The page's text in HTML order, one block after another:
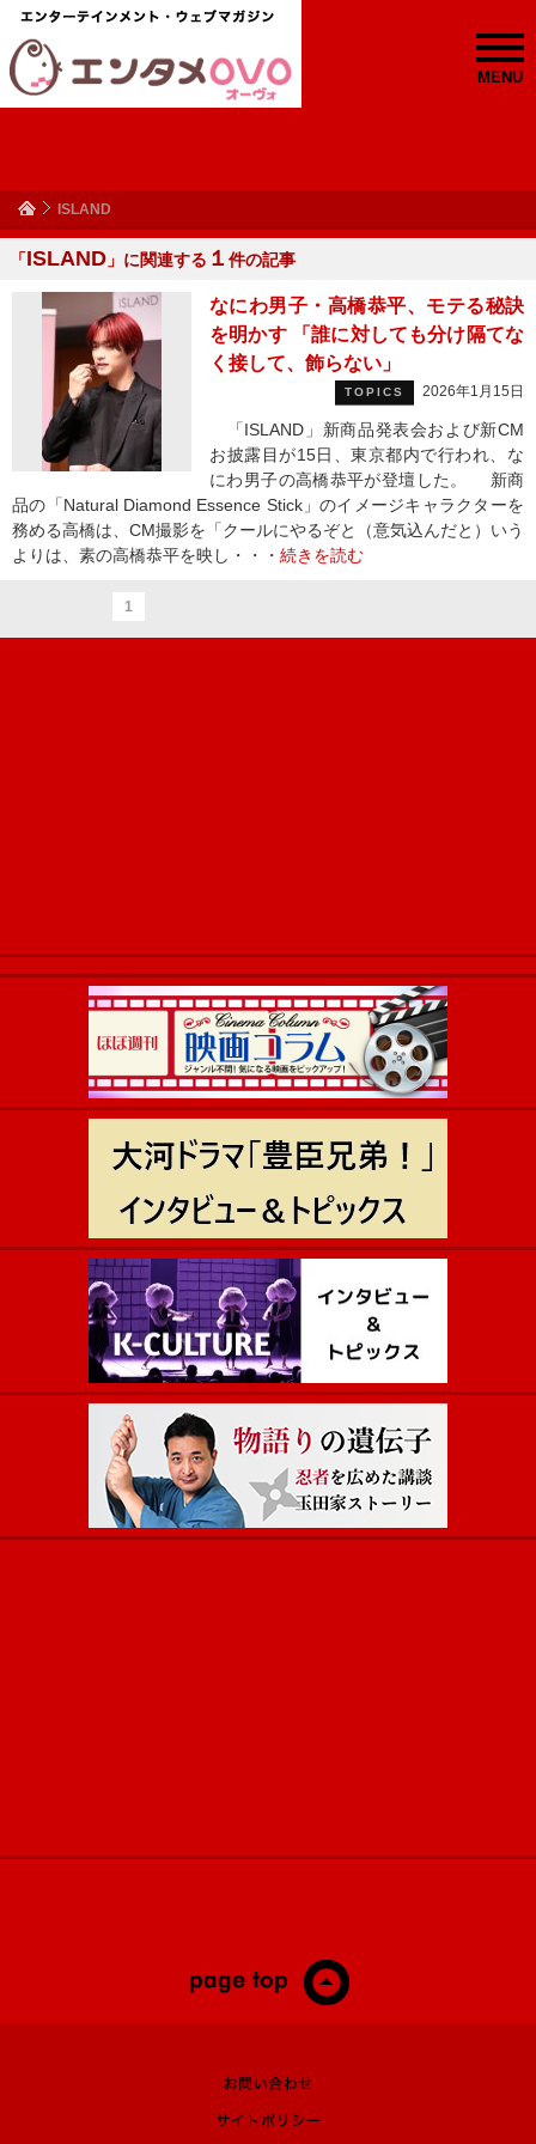
MENU
ISLAND
「ISLAND 」に関連する １ 件の記事
なにわ男子・高橋恭平、モテる秘訣
を明かす 「誰に対しても分け隔てな
く接して、飾らない」
TOPICS 2026年1月15日
「ISLAND」新商品発表会および新CM
お披露目が15日、東京都内で行われ、な
にわ男子の高橋恭平が登壇した。 新商
品の「Natural Diamond Essence Stick」のイメージキャラクターを
務める高橋は、CM撮影を「クールにやるぞと（意気込んだと）いう
よりは、素の高橋恭平を映し・・・ 続きを読む
1